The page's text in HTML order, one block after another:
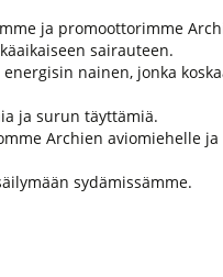
ja promoottorimme
sairauteen.
nainen, jonka
ja surun täyttämiä.
Archien aviomiehelle ja
sydämissämme.